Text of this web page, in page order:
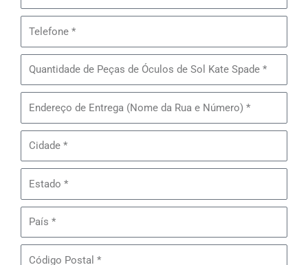
Peças
de
Óculos
de
Sol
Kate
Spade
Entrega